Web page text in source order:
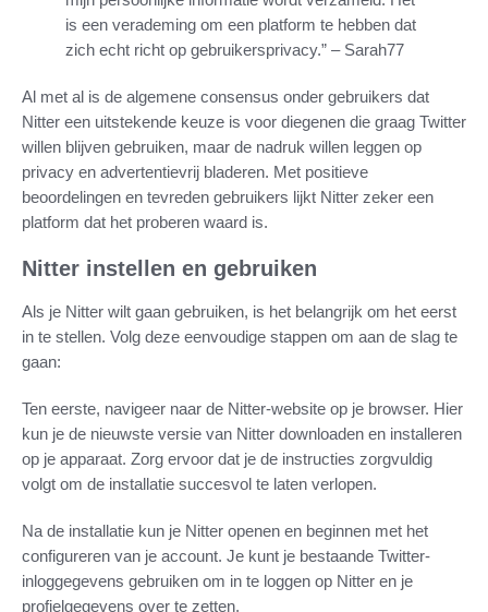
is een verademing om een platform te hebben dat
zich echt richt op gebruikersprivacy.” – Sarah77
Al met al is de algemene consensus onder gebruikers dat
Nitter een uitstekende keuze is voor diegenen die graag Twitter
willen blijven gebruiken, maar de nadruk willen leggen op
privacy en advertentievrij bladeren. Met positieve
beoordelingen en tevreden gebruikers lijkt Nitter zeker een
platform dat het proberen waard is.
Nitter instellen en gebruiken
Als je Nitter wilt gaan gebruiken, is het belangrijk om het eerst
in te stellen. Volg deze eenvoudige stappen om aan de slag te
gaan:
Ten eerste, navigeer naar de Nitter-website op je browser. Hier
kun je de nieuwste versie van Nitter downloaden en installeren
op je apparaat. Zorg ervoor dat je de instructies zorgvuldig
volgt om de installatie succesvol te laten verlopen.
Na de installatie kun je Nitter openen en beginnen met het
configureren van je account. Je kunt je bestaande Twitter-
inloggegevens gebruiken om in te loggen op Nitter en je
profielgegevens over te zetten.